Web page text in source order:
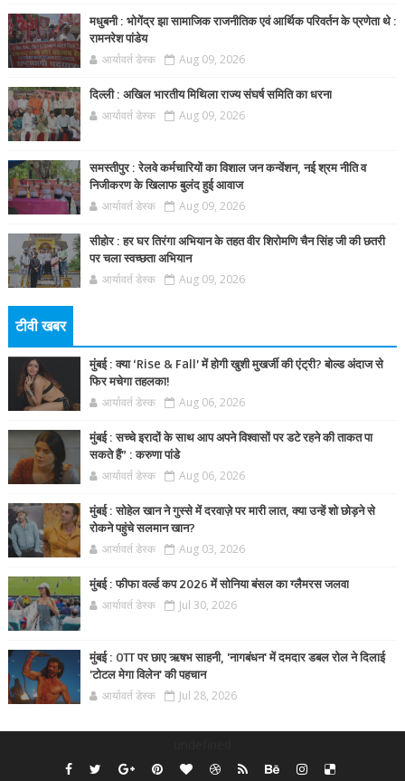
मधुबनी : भोगेंद्र झा सामाजिक राजनीतिक एवं आर्थिक परिवर्तन के प्रणेता थे :
रामनरेश पांडेय
आर्यावर्त डेस्क Aug 09, 2026
दिल्ली : अखिल भारतीय मिथिला राज्य संघर्ष समिति का धरना
आर्यावर्त डेस्क Aug 09, 2026
समस्तीपुर : रेलवे कर्मचारियों का विशाल जन कन्वेंशन, नई श्रम नीति व
निजीकरण के खिलाफ बुलंद हुई आवाज
आर्यावर्त डेस्क Aug 09, 2026
सीहोर : हर घर तिरंगा अभियान के तहत वीर शिरोमणि चैन सिंह जी की छतरी
पर चला स्वच्छता अभियान
आर्यावर्त डेस्क Aug 09, 2026
टीवी खबर
मुंबई : क्या ‘Rise & Fall’ में होगी खुशी मुखर्जी की एंट्री? बोल्ड अंदाज से
फिर मचेगा तहलका!
आर्यावर्त डेस्क Aug 06, 2026
मुंबई : सच्चे इरादों के साथ आप अपने विश्वासों पर डटे रहने की ताकत पा
सकते हैं” : करुणा पांडे
आर्यावर्त डेस्क Aug 06, 2026
मुंबई : सोहेल खान ने गुस्से में दरवाज़े पर मारी लात, क्या उन्हें शो छोड़ने से
रोकने पहुंचे सलमान खान?
आर्यावर्त डेस्क Aug 03, 2026
मुंबई : फीफा वर्ल्ड कप 2026 में सोनिया बंसल का ग्लैमरस जलवा
आर्यावर्त डेस्क Jul 30, 2026
मुंबई : OTT पर छाए ऋषभ साहनी, 'नागबंधन' में दमदार डबल रोल ने दिलाई
'टोटल मेगा विलेन' की पहचान
आर्यावर्त डेस्क Jul 28, 2026